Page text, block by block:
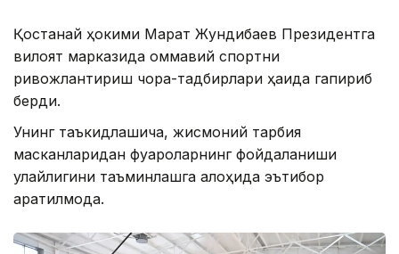
Қостанай ҳокими Марат Жундибаев Президентга
вилоят марказида оммавий спортни
ривожлантириш чора-тадбирлари ҳақида гапириб
берди.
Унинг таъкидлашича, жисмоний тарбия
масканларидан фуқароларнинг фойдаланиши
қулайлигини таъминлашга алоҳида эътибор
қаратилмоқда.